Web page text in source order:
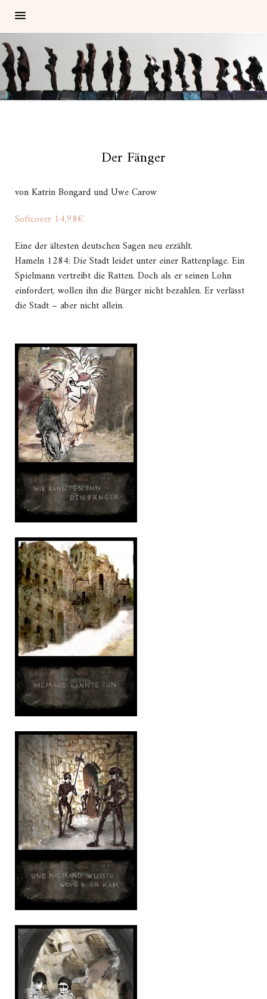
Der Fänger
von Katrin Bongard und Uwe Carow
Softcover 14,98€
Eine der ältesten deutschen Sagen neu erzählt.
Hameln 1284: Die Stadt leidet unter einer Rattenplage. Ein
Spielmann vertreibt die Ratten. Doch als er seinen Lohn
einfordert, wollen ihn die Bürger nicht bezahlen. Er verlässt
die Stadt – aber nicht allein.